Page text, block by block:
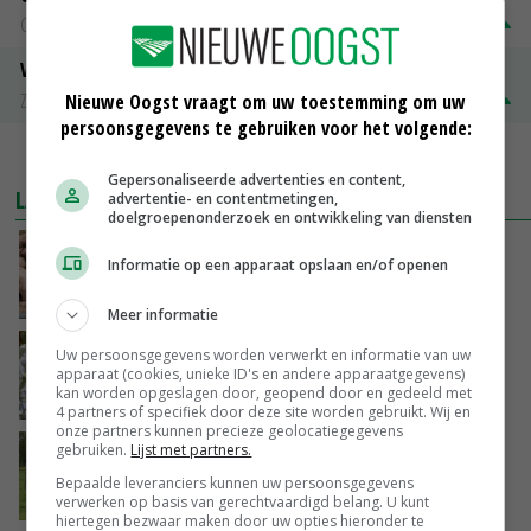
Groningen
€ 197,00
Volle melkpoeder
Zuivel NL
€ 345,00 € 20,00
LAATSTE NIEUWS
periode van zes maanden
Nederlands project versterkt Iraakse
groentetelers
VANDAAG, 13:39
Westnijlvirus vastgesteld bij paard in
Schipluiden
VANDAAG, 13:04
Nieuwe Oogst vraagt om uw toestemming om uw
persoonsgegevens te gebruiken voor het volgende:
Gepersonaliseerde advertenties en content,
advertentie- en contentmetingen,
doelgroepenonderzoek en ontwikkeling van diensten
Informatie op een apparaat opslaan en/of openen
Meer informatie
Uw persoonsgegevens worden verwerkt en informatie van uw
apparaat (cookies, unieke ID's en andere apparaatgegevens)
kan worden opgeslagen door, geopend door en gedeeld met
4 partners of specifiek door deze site worden gebruikt. Wij en
onze partners kunnen precieze geolocatiegegevens
gebruiken. Lijst met partners.
Bepaalde leveranciers kunnen uw persoonsgegevens
verwerken op basis van gerechtvaardigd belang. U kunt
hiertegen bezwaar maken door uw opties hieronder te